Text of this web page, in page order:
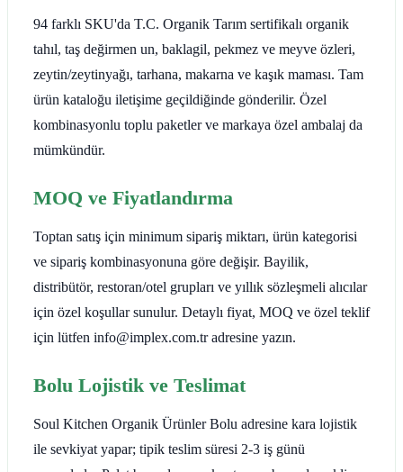
94 farklı SKU'da T.C. Organik Tarım sertifikalı organik
tahıl, taş değirmen un, baklagil, pekmez ve meyve özleri,
zeytin/zeytinyağı, tarhana, makarna ve kaşık maması. Tam
ürün kataloğu iletişime geçildiğinde gönderilir. Özel
kombinasyonlu toplu paketler ve markaya özel ambalaj da
mümkündür.
MOQ ve Fiyatlandırma
Toptan satış için minimum sipariş miktarı, ürün kategorisi
ve sipariş kombinasyonuna göre değişir. Bayilik,
distribütör, restoran/otel grupları ve yıllık sözleşmeli alıcılar
için özel koşullar sunulur. Detaylı fiyat, MOQ ve özel teklif
için lütfen info@implex.com.tr adresine yazın.
Bolu Lojistik ve Teslimat
Soul Kitchen Organik Ürünler Bolu adresine kara lojistik
ile sevkiyat yapar; tipik teslim süresi 2-3 iş günü